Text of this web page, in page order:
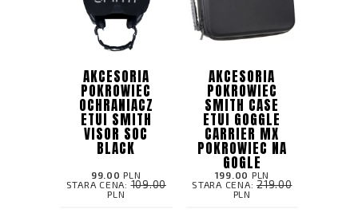
AKCESORIA
POKROWIEC
OCHRANIACZ
ETUI SMITH
VISOR SOC
BLACK
99.00 PLN
STARA CENA:109.00
PLN
AKCESORIA
POKROWIEC
SMITH CASE
ETUI GOGGLE
CARRIER MX
POKROWIEC NA
GOGLE
199.00 PLN
STARA CENA: 219.00
PLN